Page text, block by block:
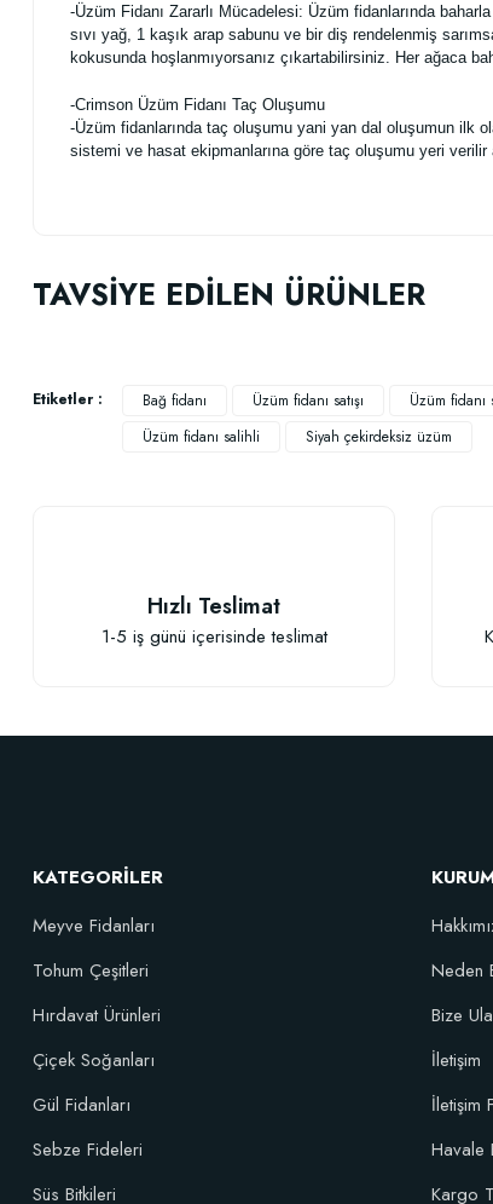
-Üzüm Fidanı Zararlı Mücadelesi: Üzüm fidanlarında
sıvı yağ, 1 kaşık arap sabunu ve bir diş rendelenmiş
kokusunda hoşlanmıyorsanız çıkartabilirsiniz. Her ağaca
-Crimson Üzüm Fidanı Taç Oluşumu
-Üzüm fidanlarında taç oluşumu yani yan dal oluşumun ilk
sistemi ve hasat ekipmanlarına göre taç oluşumu yeri verilir
Ürün bilgilerinde hatalar bulunuyor.
Ürün fiyatı diğer sitelerden daha pahalı.
TAVSİYE EDİLEN ÜRÜNLER
Etiketler : Bağ fidanı Üzüm fidanı satışı Üzüm fidanı
Üzüm fidanı salihli
Siyah çekirdeksiz üzüm
Hızlı Teslimat
1-5 iş günü içerisinde teslimat
KATEGORİLER
Meyve Fidanları
Tohum Çeşitleri
Hırdavat Ürünleri
Çiçek Soğanları
Gül Fidanları
Sebze Fideleri
Süs Bitkileri
Neden
Bize
İletişim
İletişim
Havale
Kargo